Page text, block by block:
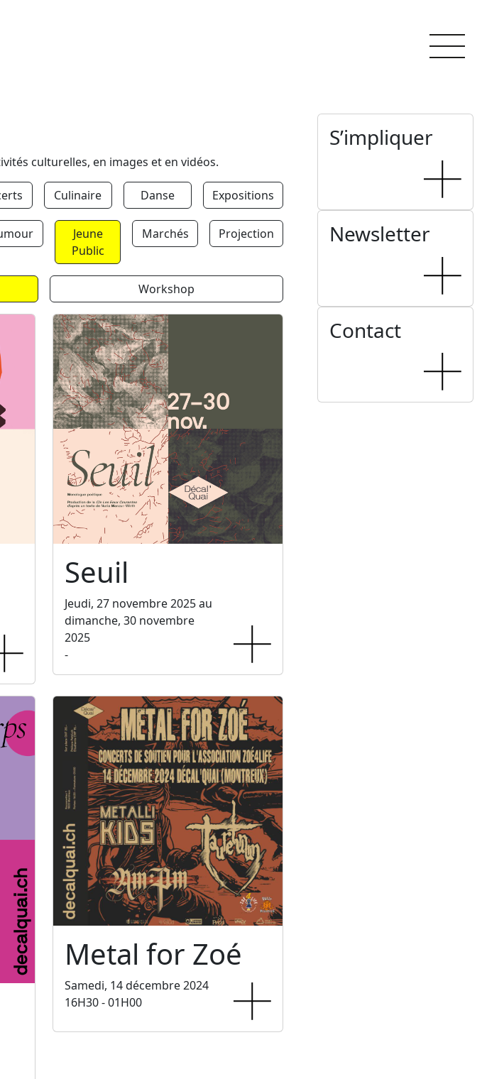
culturelles, en images et en vidéos.
Culinaire Danse Expositions
Jeune
Public
Marchés Projection
Workshop
Seuil
Jeudi, 27 novembre 2025 au
dimanche, 30 novembre
2025
-
Metal for Zoé
Samedi, 14 décembre 2024
16H30 - 01H00
S’impliquer
Newsletter
Contact